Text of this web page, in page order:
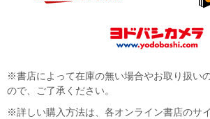
※書店によって在庫の無い場合やお取り扱い
ので、ご了承ください。
※詳しい購入方法は、各オンライン書店のサ